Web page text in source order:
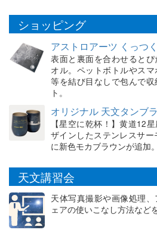
ショッピング
アストロアーツ くっつ
表面と裏面を合わせると
オル。ペットボトルやス
等を結び目なしで包んで
ト。
オリジナル 天文タンブ
【星空に乾杯！】黄道12
ザインしたステンレスサ
に新色モカブラウンが追加。
天文講習会
天体写真撮影や画像処理
ェアの使いこなし方法など